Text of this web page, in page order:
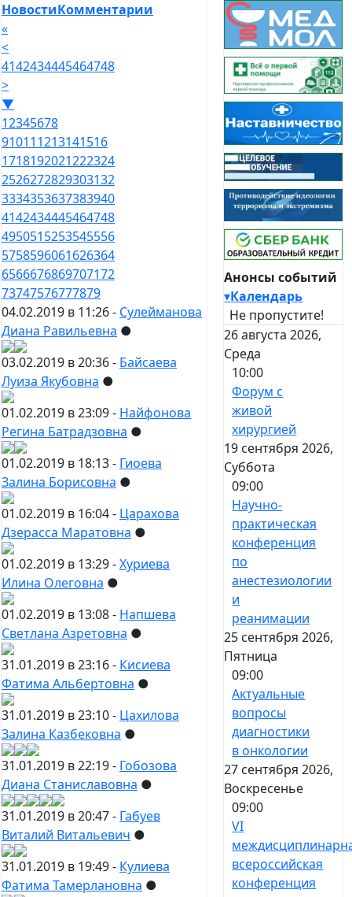
НовостиКомментарии
«
<
4142434445464748
>
▼
12345678
910111213141516
1718192021222324
2526272829303132
3334353637383940
4142434445464748
4950515253545556
5758596061626364
6566676869707172
73747576777879
04.02.2019 в 11:26 - Сулейманова
Диана Равильевна ●
03.02.2019 в 20:36 - Байсаева
Луиза Якубовна ●
01.02.2019 в 23:09 - Найфонова
Регина Батрадзовна ●
01.02.2019 в 18:13 - Гиоева
Залина Борисовна ●
01.02.2019 в 16:04 - Царахова
Дзерасса Маратовна ●
01.02.2019 в 13:29 -Хуриева
Илина Олеговна ●
01.02.2019 в 13:08 - Напшева
Светлана Азретовна ●
31.01.2019 в 23:16 - Кисиева
Фатима Альбертовна ●
31.01.2019 в 23:10 - Цахилова
Залина Казбековна ●
31.01.2019 в 22:19 - Гобозова
Диана Станиславовна ●
31.01.2019 в 20:47 - Габуев
Виталий Витальевич ●
31.01.2019 в 19:49 - Кулиева
Фатима Тамерлановна ●
Анонсы событий
▾Календарь
Не пропустите!
26 августа 2026,
Среда
10:00
Форум с
живой
хирургией
19 сентября 2026,
Суббота
09:00
Научно-
практическая
конференция
по
анестезиологии
и
реанимации
25 сентября 2026,
Пятница
09:00
Актуальные
вопросы
диагностики
в онкологии
27 сентября 2026,
Воскресенье
09:00
VI
всероссийская
конференция